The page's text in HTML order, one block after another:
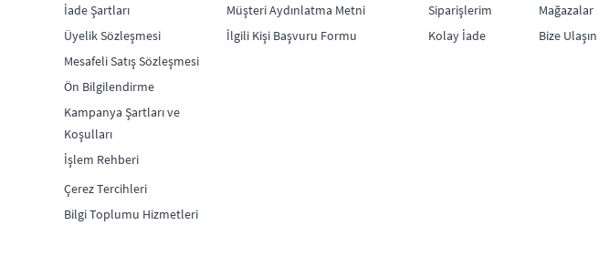
İade Şartları
Üyelik Sözleşmesi
Mesafeli Satış Sözleşmesi
Ön Bilgilendirme
Kampanya Şartları ve
Koşulları
İşlem Rehberi
Çerez Tercihleri
Bilgi Toplumu Hizmetleri
Müşteri Aydınlatma Metni
İlgili Kişi Başvuru Formu
Siparişlerim
Kolay İade
Mağazalar
Bize Ulaşın